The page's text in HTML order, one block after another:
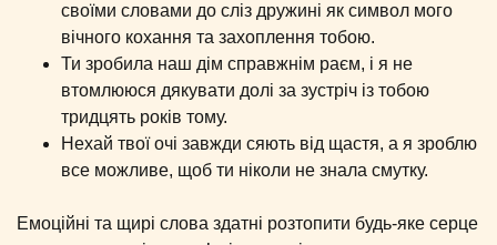
своїми словами до сліз дружині як символ мого
вічного кохання та захоплення тобою.
Ти зробила наш дім справжнім раєм, і я не
втомлююся дякувати долі за зустріч із тобою
тридцять років тому.
Нехай твої очі завжди сяють від щастя, а я зроблю
все можливе, щоб ти ніколи не знала смутку.
Емоційні та щирі слова здатні розтопити будь-яке серце